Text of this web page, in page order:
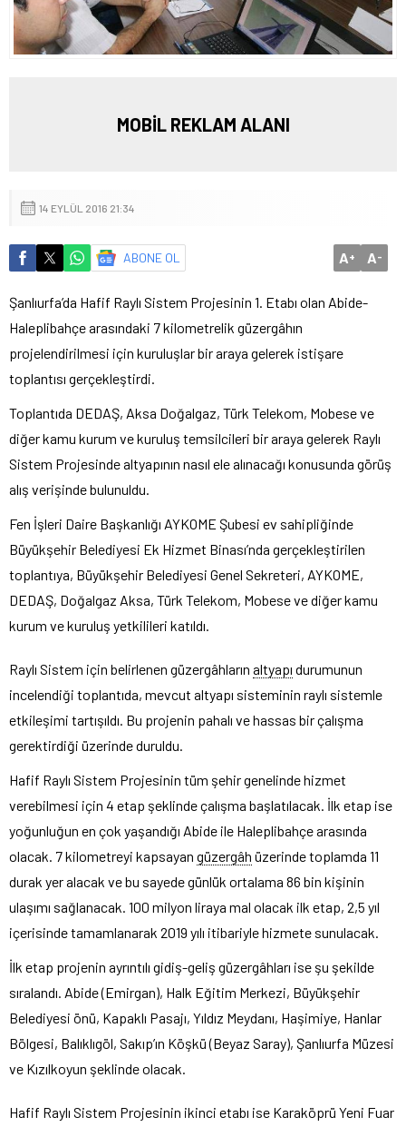
MOBİL REKLAM ALANI
14 EYLÜL 2016 21:34
ABONE OL A+ A-
Şanlıurfa’da Hafif Raylı Sistem Projesinin 1. Etabı olan Abide-
Haleplibahçe arasındaki 7 kilometrelik güzergâhın
projelendirilmesi için kuruluşlar bir araya gelerek istişare
toplantısı gerçekleştirdi.
Toplantıda DEDAŞ, Aksa Doğalgaz, Türk Telekom, Mobese ve
diğer kamu kurum ve kuruluş temsilcileri bir araya gelerek Raylı
Sistem Projesinde altyapının nasıl ele alınacağı konusunda görüş
alış verişinde bulunuldu.
Fen İşleri Daire Başkanlığı AYKOME Şubesi ev sahipliğinde
Büyükşehir Belediyesi Ek Hizmet Binası’nda gerçekleştirilen
toplantıya, Büyükşehir Belediyesi Genel Sekreteri, AYKOME,
DEDAŞ, Doğalgaz Aksa, Türk Telekom, Mobese ve diğer kamu
kurum ve kuruluş yetkilileri katıldı.
Raylı Sistem için belirlenen güzergâhların altyapı durumunun
incelendiği toplantıda, mevcut altyapı sisteminin raylı sistemle
etkileşimi tartışıldı. Bu projenin pahalı ve hassas bir çalışma
gerektirdiği üzerinde duruldu.
Hafif Raylı Sistem Projesinin tüm şehir genelinde hizmet
verebilmesi için 4 etap şeklinde çalışma başlatılacak. İlk etap ise
yoğunluğun en çok yaşandığı Abide ile Haleplibahçe arasında
olacak. 7 kilometreyi kapsayan güzergâh üzerinde toplamda 11
durak yer alacak ve bu sayede günlük ortalama 86 bin kişinin
ulaşımı sağlanacak. 100 milyon liraya mal olacak ilk etap, 2,5 yıl
içerisinde tamamlanarak 2019 yılı itibariyle hizmete sunulacak.
İlk etap projenin ayrıntılı gidiş-geliş güzergâhları ise şu şekilde
sıralandı. Abide (Emirgan), Halk Eğitim Merkezi, Büyükşehir
Belediyesi önü, Kapaklı Pasajı, Yıldız Meydanı, Haşimiye, Hanlar
Bölgesi, Balıklıgöl, Sakıp’ın Köşkü (Beyaz Saray), Şanlıurfa Müzesi
ve Kızılkoyun şeklinde olacak.
Hafif Raylı Sistem Projesinin ikinci etabı ise Karaköprü Yeni Fuar